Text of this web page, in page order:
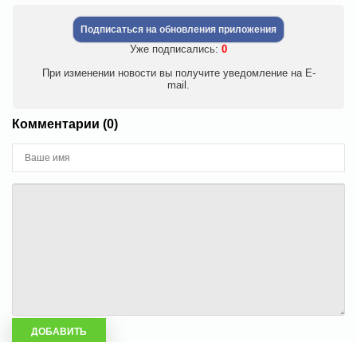
Подписаться на обновления приложения
Уже подписались: 0
При изменении новости вы получите уведомление на E-
mail.
Комментарии (0)